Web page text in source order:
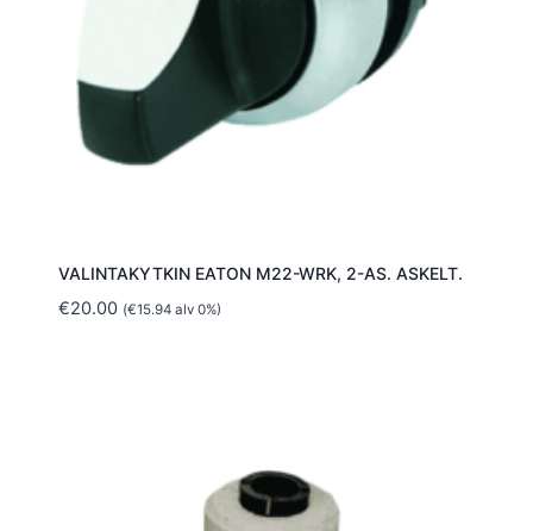
VALINTAKYTKIN EATON M22-WRK, 2-AS. ASKELT.
€20.00 (€15.94alv 0%)